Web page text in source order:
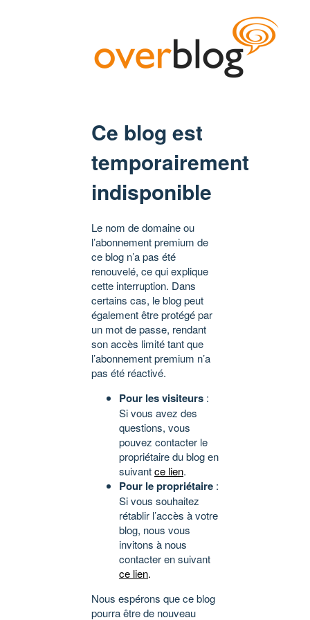
Ce blog est
temporairement
indisponible
Le nom de domaine ou
l’abonnement premium de
ce blog n’a pas été
renouvelé, ce qui explique
cette interruption. Dans
certains cas, le blog peut
également être protégé par
un mot de passe, rendant
son accès limité tant que
l’abonnement premium n’a
pas été réactivé.
Pour les visiteurs :
Si vous avez des
questions, vous
pouvez contacter le
propriétaire du blog en
suivantce lien.
Pour le propriétaire :
Si vous souhaitez
rétablir l’accès à votre
blog, nous vous
invitons à nous
contacter en suivant
ce lien.
Nous espérons que ce blog
pourra être de nouveau